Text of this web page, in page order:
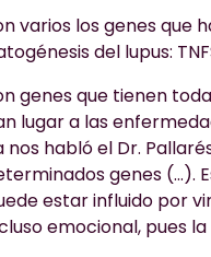
varios los genes que
del lupus:
genes que tienen
lugar a las
nos habló el Dr.
genes (…).
estar influido por
emocional, pues